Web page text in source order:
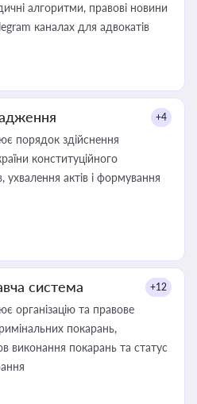
алгоритми, правові новини
каналах для адвокатів
+4
порядок здійснення
конституційного
актів і формування
система +12
організацію та правове
покарань,
виконання покарань та статус